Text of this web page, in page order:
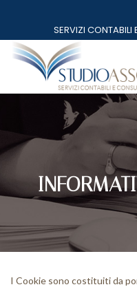
Lo studio
Professionisti
Mazzarolo Matteo
Partner
Avv. Zanchetta Roberto
SERVIZI CONTABILI
I Cookie sono costituiti da